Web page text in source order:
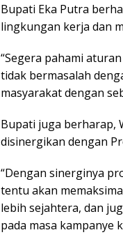
Bupati Eka Putra
lingkungan kerja dan
“Segera pahami
tidak bermasalah
masyarakat dengan
Bupati juga berharap,
disinergikan dengan
“Dengan sinerginya
tentu akan
lebih sejahtera, dan
pada masa kampanye